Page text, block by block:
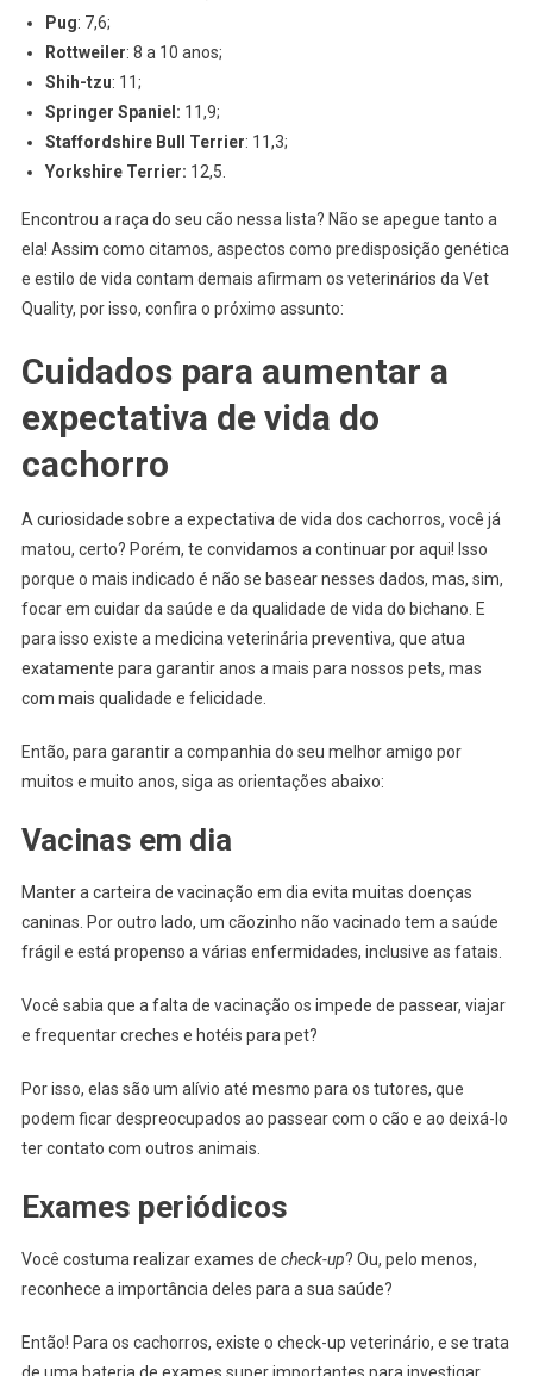
Pug: 7,6;
Rottweiler: 8 a 10 anos;
Shih-tzu: 11;
Springer Spaniel: 11,9;
Staffordshire Bull Terrier: 11,3;
Yorkshire Terrier: 12,5.
Encontrou a raça do seu cão nessa lista? Não se apegue tanto a
ela! Assim como citamos, aspectos como predisposição genética
e estilo de vida contam demais afirmam os veterinários da Vet
Quality, por isso, confira o próximo assunto:
Cuidados para aumentar a
expectativa de vida do
cachorro
A curiosidade sobre a expectativa de vida dos cachorros, você já
matou, certo? Porém, te convidamos a continuar por aqui! Isso
porque o mais indicado é não se basear nesses dados, mas, sim,
focar em cuidar da saúde e da qualidade de vida do bichano. E
para isso existe a medicina veterinária preventiva, que atua
exatamente para garantir anos a mais para nossos pets, mas
com mais qualidade e felicidade.
Então, para garantir a companhia do seu melhor amigo por
muitos e muito anos, siga as orientações abaixo:
Vacinas em dia
Manter a carteira de vacinação em dia evita muitas doenças
caninas. Por outro lado, um cãozinho não vacinado tem a saúde
frágil e está propenso a várias enfermidades, inclusive as fatais.
Você sabia que a falta de vacinação os impede de passear, viajar
e frequentar creches e hotéis para pet?
Por isso, elas são um alívio até mesmo para os tutores, que
podem ficar despreocupados ao passear com o cão e ao deixá-lo
ter contato com outros animais.
Exames periódicos
Você costuma realizar exames de check-up? Ou, pelo menos,
reconhece a importância deles para a sua saúde?
Então! Para os cachorros, existe o check-up veterinário, e se trata
de uma bateria de exames super importantes para investigar